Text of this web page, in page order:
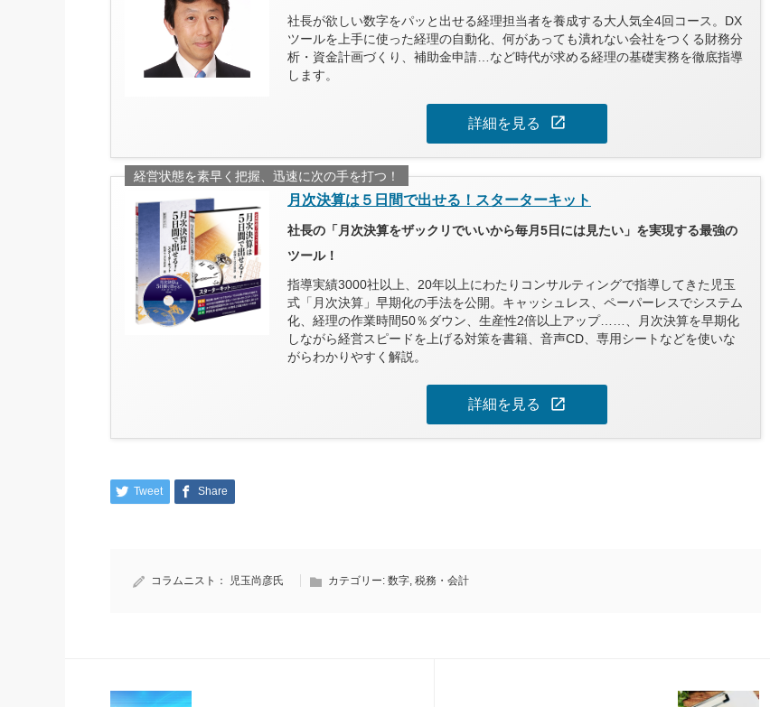
社長が欲しい数字をパッと出せる経理担当者を養成する大人気全4回コース。DX
ツールを上手に使った経理の自動化、何があっても潰れない会社をつくる財務分
析・資金計画づくり、補助金申請…など時代が求める経理の基礎実務を徹底指導
します。
詳細を見る open_in_new
経営状態を素早く把握、迅速に次の手を打つ！
月次決算は５日間で出せる！スターターキット
社長の「月次決算をザックリでいいから毎月5日には見たい」を実現する最強の
ツール！
指導実績3000社以上、20年以上にわたりコンサルティングで指導してきた児玉
式「月次決算」早期化の手法を公開。キャッシュレス、ペーパーレスでシステム
化、経理の作業時間50％ダウン、生産性2倍以上アップ……、月次決算を早期化
しながら経営スピードを上げる対策を書籍、音声CD、専用シートなどを使いな
がらわかりやすく解説。
詳細を見る open_in_new
Tweet Share
コラムニスト： 児玉尚彦氏 カテゴリー: 数字, 税務・会計